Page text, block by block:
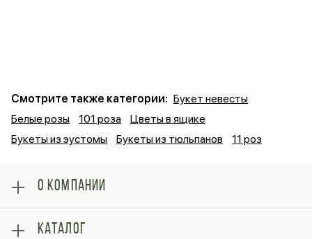
Смотрите также категории: Букет невесты
Белые розы
101 роза
Цветы в ящике
Букеты из эустомы
Букеты из тюльпанов 11 роз
О КОМПАНИИ
ОплатаКАТАЛОГ